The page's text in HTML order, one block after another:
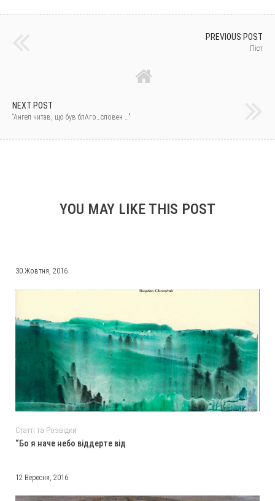
PREVIOUS POST
Піст
NEXT POST
“Ангел читав, що був блАго…словен …”
YOU MAY LIKE THIS POST
30 Жовтня, 2016
Статті та Розвідки
“Бо я наче небо віддерте від
12 Вересня, 2016